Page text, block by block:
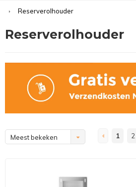
Reserverolhouder
Reserverolhouder
Meest bekeken 1 2